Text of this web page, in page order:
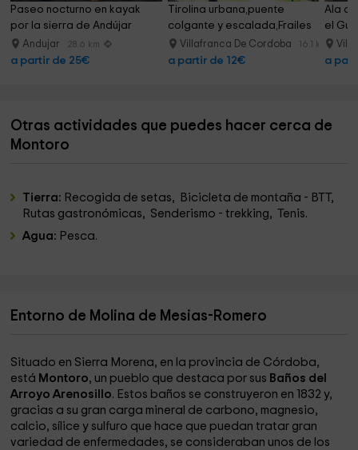
Paseo nocturno en kayak
por la sierra de Andújar
Andujar 28.6 km
a partir de 25€
Tirolina urbana,puente
colgante y escalada,Frailes
Villafranca De Cordoba 16.1 km
a partir de 12€
Ala
el
a
Otras actividades que puedes hacer cerca de
Montoro
Tierra: Recogida de setas, Bicicleta de montaña - BTT,
Rutas gastronómicas, Senderismo - trekking, Tenis.
Agua: Pesca.
Entorno de Molina de Mesias-Romero
Situado en Sierra Morena, en la provincia de Córdoba,
está Montoro, un pueblo que destaca por sus Baños del
Arroyo Arenosillo. Estos baños se construyeron en 1832 y,
gracias a su gran carga mineral de carbono, magnesio,
calcio, sílice y sulfuro que hace que puedan tratar gran
variedad de enfermedades, se consideraban unos de los